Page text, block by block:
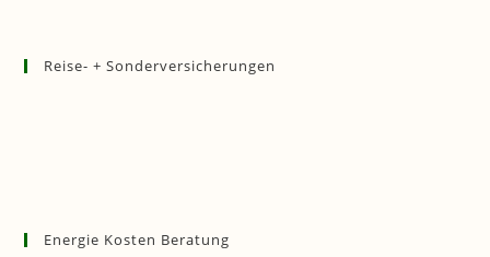
Reise- + Sonderversicherungen
Energie Kosten Beratung